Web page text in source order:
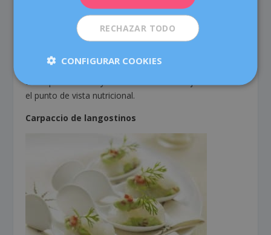
El truco gourmet: Para que no se reblandezcan las
tostadas no sirvas el paté untado. Es preferible que lo
presentes en un bol junto a una cestita que contenga
diversos tipos de panes integrales y de semillas. Le dan
un toque diferente y son infinitamente mejores desde
el punto de vista nutricional.
Carpaccio de langostinos
RECHAZAR TODO
CONFIGURAR COOKIES